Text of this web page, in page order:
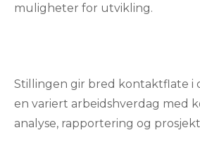
muligheter for utvikling.
Stillingen gir bred kontaktflate i
en variert arbeidshverdag med
analyse, rapportering og